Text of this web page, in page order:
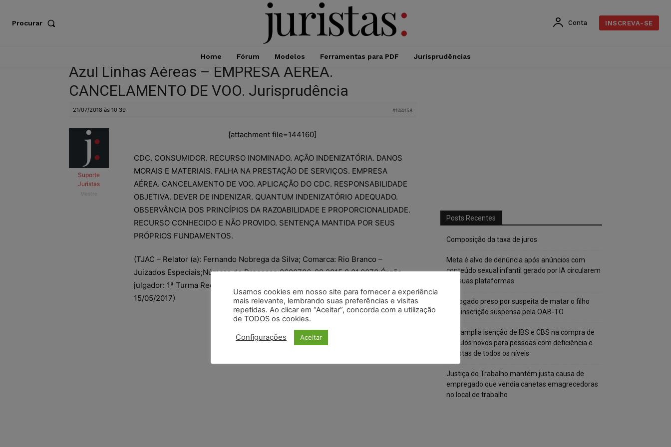
Procurar Conta INSCREVA-SE
Home Fórum Modelos Ferramentas para PDF Jurisprudências
Azul Linhas Aéreas – EMPRESA AÉREA.
CANCELAMENTO DE VOO. Jurisprudência
21/07/2018 às 10:39 #144158
Suporte
Juristas
Mestre
[attachment file=144160]
CDC. CONSUMIDOR. RECURSO INOMINADO. AÇÃO INDENIZATÓRIA. DANOS
MORAIS E MATERIAIS. FALHA NA PRESTAÇÃO DE SERVIÇOS. EMPRESA
AÉREA. CANCELAMENTO DE VOO. APLICAÇÃO DO CDC. RESPONSABILIDADE
OBJETIVA. DEVER DE INDENIZAR. QUANTUM INDENIZATÓRIO ADEQUADO.
OBSERVÂNCIA DOS PRINCÍPIOS DA RAZOABILIDADE E PROPORCIONALIDADE.
RECURSO CONHECIDO E NÃO PROVIDO. SENTENÇA MANTIDA POR SEUS
PRÓPRIOS FUNDAMENTOS.
(TJAC – Relator (a): Fernando Nobrega da Silva; Comarca: Rio Branco –
Juizados Especiais;Número do Processo:0600706-89.2015.8.01.0070;Órgão
julgador: 1ª Turma Recursal;Data do julgamento: 11/05/2017; Data de registro:
15/05/2017)
Posts Recentes
Composição da taxa de juros
Meta é alvo de denúncia após anúncios com
conteúdo sexual infantil gerado por IA circularem
em suas plataformas
Advogado preso por suspeita de matar o filho
tem inscrição suspensa pela OAB-TO
STF amplia isenção de IBS e CBS na compra de
veículos novos para pessoas com deficiência e
autistas de todos os níveis
Justiça do Trabalho mantém justa causa de
empregado que vendia canetas emagrecedoras
no local de trabalho
Usamos cookies em nosso site para fornecer a experiência
mais relevante, lembrando suas preferências e visitas
repetidas. Ao clicar em “Aceitar”, concorda com a utilização
de TODOS os cookies.
Configurações Aceitar